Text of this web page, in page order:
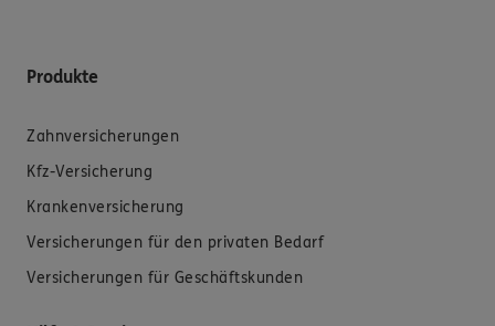
Produkte
Zahnversicherungen
Kfz-Versicherung
Krankenversicherung
Versicherungen für den privaten Bedarf
Versicherungen für Geschäftskunden